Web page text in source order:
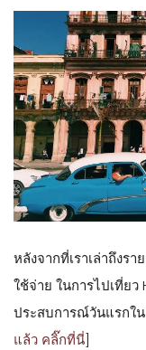
หลังจากที่เราเล่าถึงร
ใช้จ่าย ในการไปเที่ย
ประสบการณ์วันแรกใ
แล้ว คลิ๊กที่นี่]